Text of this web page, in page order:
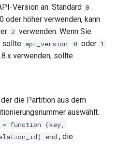
Version an. Standard 0 .
oder höher verwenden, kann
2 verwenden. Wenn Sie
sollte api_version 0 oder 1
verwenden, sollte
die Partition aus dem
auswählt.
function (key,
end , die